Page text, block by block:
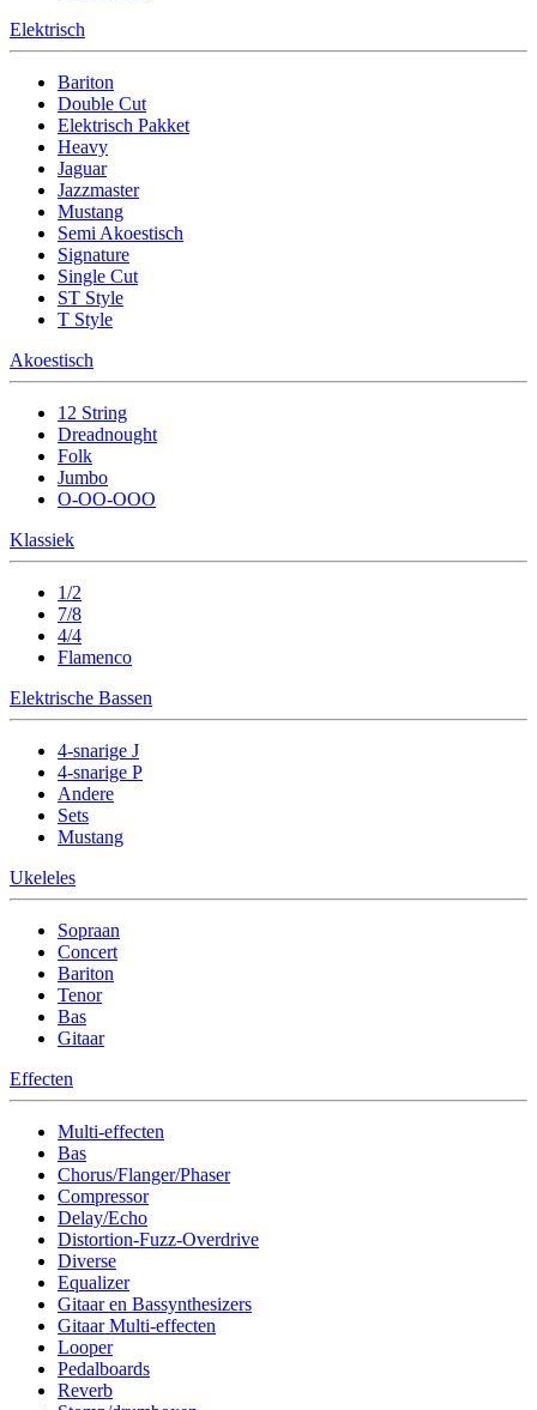
Elektrisch
Bariton
Double Cut
Elektrisch Pakket
Heavy
Jaguar
Jazzmaster
Mustang
Semi Akoestisch
Signature
Single Cut
ST Style
T Style
Akoestisch
12 String
Dreadnought
Folk
Jumbo
O-OO-OOO
Klassiek
1/2
7/8
4/4
Flamenco
Elektrische Bassen
4-snarige J
4-snarige P
Andere
Sets
Mustang
Ukeleles
Sopraan
Concert
Bariton
Tenor
Bas
Gitaar
Effecten
Multi-effecten
Bas
Chorus/Flanger/Phaser
Compressor
Delay/Echo
Distortion-Fuzz-Overdrive
Diverse
Equalizer
Gitaar en Bassynthesizers
Gitaar Multi-effecten
Looper
Pedalboards
Reverb